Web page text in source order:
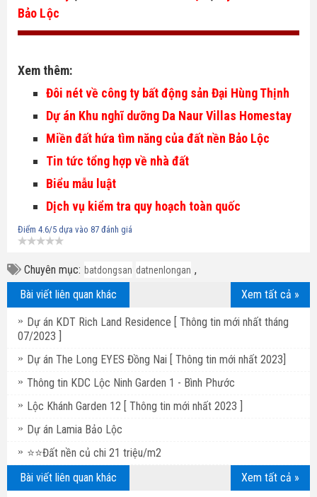
Bảo Lộc
Xem thêm:
Đôi nét về công ty bất động sản Đại Hùng Thịnh
Dự án Khu nghĩ dưỡng Da Naur Villas Homestay
Miền đất hứa tìm năng của đất nền Bảo Lộc
Tin tức tổng hợp về nhà đất
Biểu mẫu luật
Dịch vụ kiểm tra quy hoạch toàn quốc
Điểm 4.6/5 dựa vào 87 đánh giá
Chuyên mục: batdongsan ,
datnenlongan
Xem tất cả »
Bài viết liên quan khác
Dự án KDT Rich Land Residence [ Thông tin mới nhất tháng
07/2023 ]
Dự án The Long EYES Đồng Nai [ Thông tin mới nhất 2023]
Thông tin KDC Lộc Ninh Garden 1 - Bình Phước
Lộc Khánh Garden 12 [ Thông tin mới nhất 2023 ]
Dự án Lamia Bảo Lộc
⭐⭐Đất nền củ chi 21 triệu/m2
Xem tất cả »
Bài viết liên quan khác